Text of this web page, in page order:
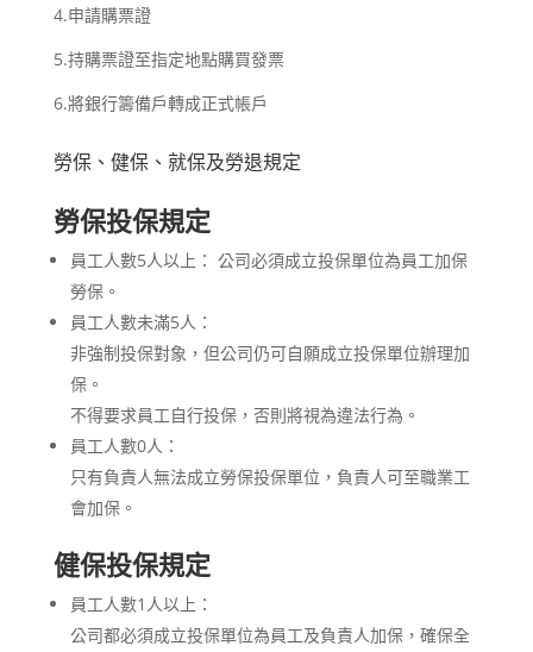
4.申請購票證
5.持購票證至指定地點購買發票
6.將銀行籌備戶轉成正式帳戶
勞保、健保、就保及勞退規定
勞保投保規定
員工人數5人以上： 公司必須成立投保單位為員工加保
勞保。
員工人數未滿5人：
非強制投保對象，但公司仍可自願成立投保單位辦理加
保。
不得要求員工自行投保，否則將視為違法行為。
員工人數0人：
只有負責人無法成立勞保投保單位，負責人可至職業工
會加保。
健保投保規定
員工人數1人以上：
公司都必須成立投保單位為員工及負責人加保，確保全